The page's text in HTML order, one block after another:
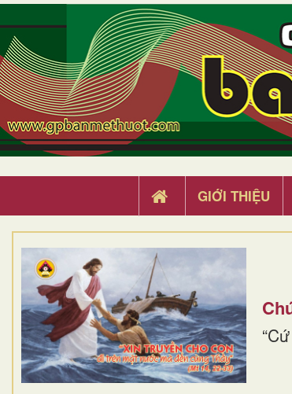
GIỚI THIỆU